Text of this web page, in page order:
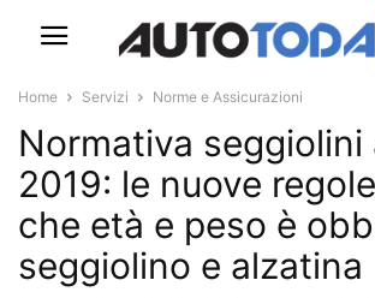
Home Servizi Norme e Assicurazioni
Normativa seggiolini
2019: le nuove
che età e peso è
seggiolino e alzatina